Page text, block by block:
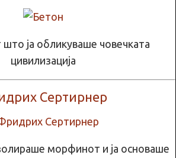
што ја обликуваше човечката
цивилизација
Сертирнер
морфинот и ја основаше